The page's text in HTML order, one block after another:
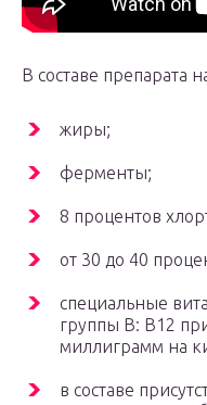
В составе препарата
жиры;
ферменты;
8 процентов
от 30 до 40
специальные
группы В: В12
миллиграмм на
в составе